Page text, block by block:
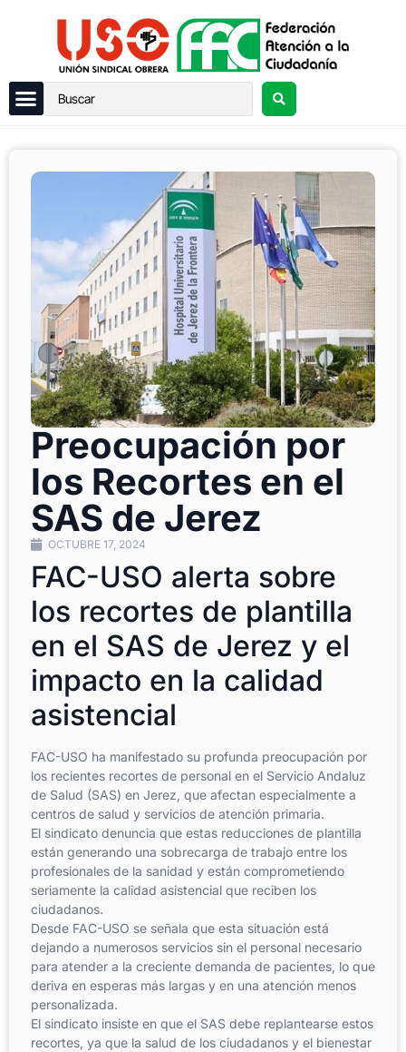
Preocupación por
los Recortes en el
SAS de Jerez
OCTUBRE 17, 2024
FAC-USO alerta sobre
los recortes de plantilla
en el SAS de Jerez y el
impacto en la calidad
asistencial
FAC-USO ha manifestado su profunda preocupación por
los recientes recortes de personal en el Servicio Andaluz
de Salud (SAS) en Jerez, que afectan especialmente a
centros de salud y servicios de atención primaria.
El sindicato denuncia que estas reducciones de plantilla
están generando una sobrecarga de trabajo entre los
profesionales de la sanidad y están comprometiendo
seriamente la calidad asistencial que reciben los
ciudadanos.
Desde FAC-USO se señala que esta situación está
dejando a numerosos servicios sin el personal necesario
para atender a la creciente demanda de pacientes, lo que
deriva en esperas más largas y en una atención menos
personalizada.
El sindicato insiste en que el SAS debe replantearse estos
recortes, ya que la salud de los ciudadanos y el bienestar